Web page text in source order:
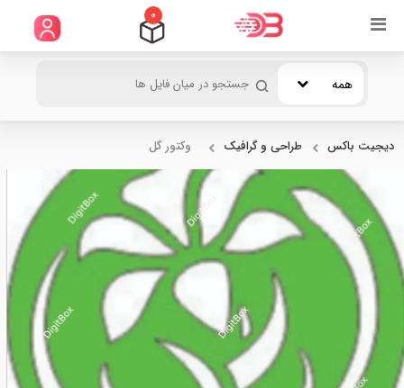
0
همه
دیجیت باکس طراحی و گرافیک وکتور گل